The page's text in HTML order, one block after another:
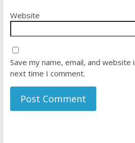
Website
Save my name, email, and
next time I comment.